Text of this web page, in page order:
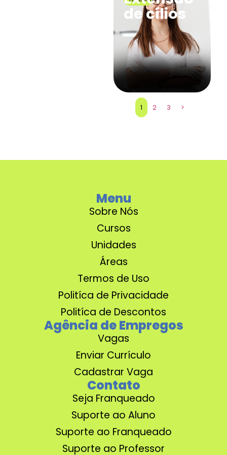
de cílios
1 2 3 >
Menu
Sobre Nós
Cursos
Unidades
Áreas
Termos de Uso
Politíca de Privacidade
Politíca de Descontos
Agência de Empregos
Vagas
Enviar Currículo
Cadastrar Vaga
Contato
Seja Franqueado
Suporte ao Aluno
Suporte ao Franqueado
Suporte ao Professor